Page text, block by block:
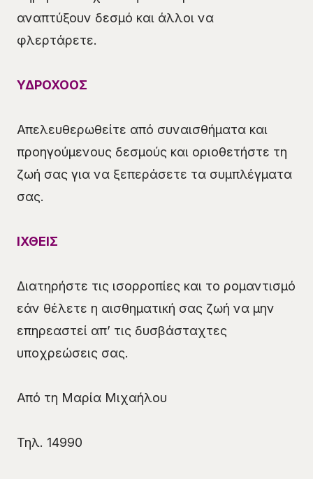
αναπτύξουν δεσμό και άλλοι να
φλερτάρετε.
ΥΔΡΟΧΟΟΣ
Απελευθερωθείτε από συναισθήματα και
προηγούμενους δεσμούς και οριοθετήστε τη
ζωή σας για να ξεπεράσετε τα συμπλέγματα
σας.
ΙΧΘΕΙΣ
Διατηρήστε τις ισορροπίες και το ρομαντισμό
εάν θέλετε η αισθηματική σας ζωή να μην
επηρεαστεί απ’ τις δυσβάσταχτες
υποχρεώσεις σας.
Από τη Μαρία Μιχαήλου
Τηλ. 14990